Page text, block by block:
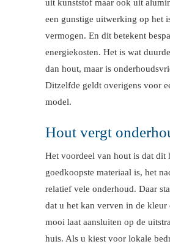
uit kunststof maar ook uit
een gunstige uitwerking op het
vermogen. En dit betekent
energiekosten. Het is wat
dan hout, maar is
Ditzelfde geldt overigens voor
model.
Hout vergt
Het voordeel van hout is dat dit
goedkoopste materiaal is, het
relatief vele onderhoud. Daar
dat u het kan verven in de
mooi laat aansluiten op de
huis. Als u kiest voor lokale